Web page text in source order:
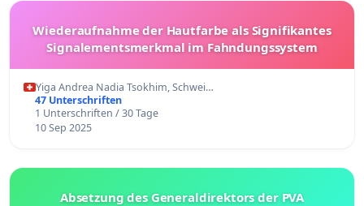
Wiederaufnahme der Hautfarbe als Signifikantes
Signalementsmerkmal im Fahndungssystem
Yiga Andrea Nadia Tsokhim, Schwei…
47 Unterschriften
1 Unterschriften / 30 Tage
10 Sep 2025
Absetzung des Generaldirektors der PVA